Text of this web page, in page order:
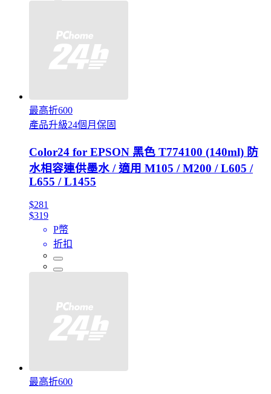
最高折600
產品升級24個月保固
Color24 for EPSON 黑色 T774100 (140ml) 防
水相容連供墨水 / 適用 M105 / M200 / L605 /
L655 / L1455
$281
$319
P幣
折扣
最高折600